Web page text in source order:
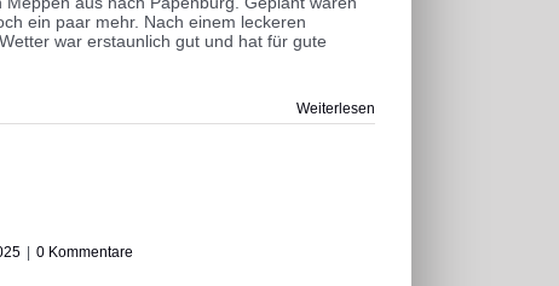
ein paar mehr. Nach einem leckeren
war erstaunlich gut und hat für gute
Weiterlesen
0 Kommentare